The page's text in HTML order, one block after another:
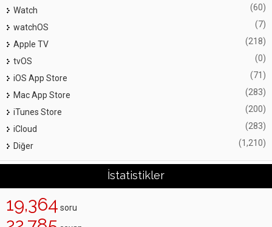
Watch (60)
watchOS (7)
Apple TV (218)
tvOS (0)
iOS App Store (71)
Mac App Store (283)
iTunes Store (200)
iCloud (283)
Diğer (1,210)
İstatistikler
19,364 soru